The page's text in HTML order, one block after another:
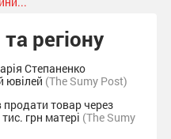
регіону
Степаненко
ювілей (The Sumy Post)
продати товар через
грн матері (The Sumy